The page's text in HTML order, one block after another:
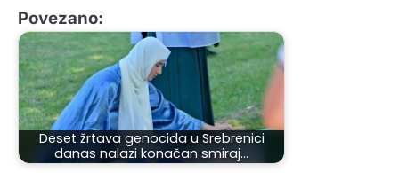
Povezano:
Deset žrtava genocida u Srebrenici
danas nalazi konačan smiraj…